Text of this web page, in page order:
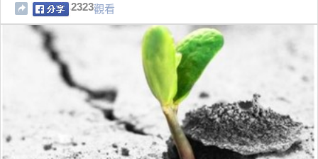
2323觀看